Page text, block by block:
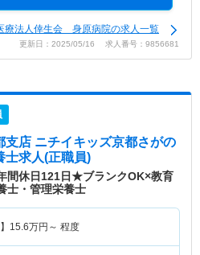
療法人倖生会 身原病院の求人一覧
更新日：2025/05/16 求人番号：9856681
支店 ニチイキッズ京都さがの
士求人(正職員)
間休日121日★ブランクOK×教育
士・管理栄養士
15.6万円～ 程度